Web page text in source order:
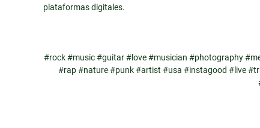
plataformas digitales.
#rock #music #guitar #love #musician #photography
#rap #nature #punk #artist #usa #instagood #live